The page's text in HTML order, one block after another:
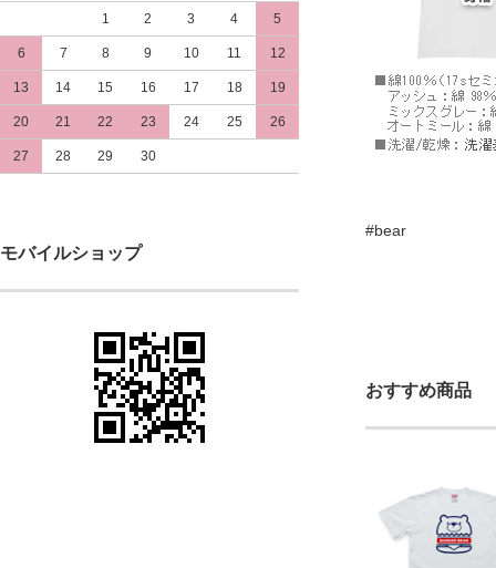
1 2 3 4 5
6 7 8 9 10 11 12
13 14 15 16 17 18 19
20 21 22 23 24 25 26
27 28 29 30
モバイルショップ
#bear
おすすめ商品